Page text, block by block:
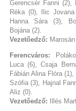
Gerencsér Fanni
Réka (0), Ilic
Hanna Sára (3),
Bojána (2).
Vezetőedző:
Ferencváros:
Luca (6), Csaja
Fábián Alina Flóra
Szófia (3), Hajnal
Aliz (0).
Vezetőedző: Illés